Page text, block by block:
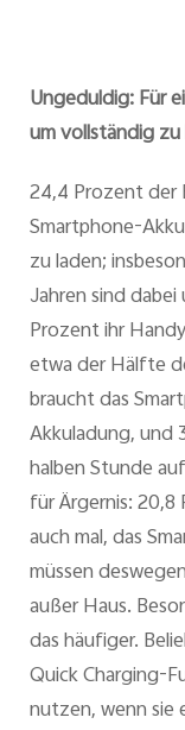
Ungeduldig: Für
um vollständig
24,4 Prozent der
Smartphone-
zu laden;
Jahren sind
Prozent ihr
etwa der Hälfte
braucht das
Akkuladung, und
halben Stunde
für Ärgernis:
auch mal, das
müssen
außer Haus.
das häufiger.
Quick Charging-
nutzen, wenn sie